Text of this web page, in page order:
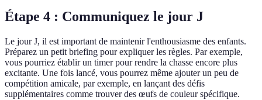
Étape 4 : Communiquez le jour J
Le jour J, il est important de maintenir l'enthousiasme des enfants.
Préparez un petit briefing pour expliquer les règles. Par exemple,
vous pourriez établir un timer pour rendre la chasse encore plus
excitante. Une fois lancé, vous pourrez même ajouter un peu de
compétition amicale, par exemple, en lançant des défis
supplémentaires comme trouver des œufs de couleur spécifique.